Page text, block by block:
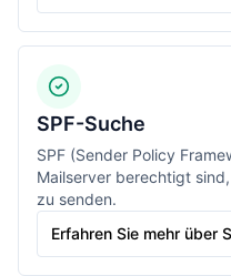
SPF-Suche
SPF (Sender Policy
Mailserver berechtigt
zu senden.
Erfahren Sie mehr über